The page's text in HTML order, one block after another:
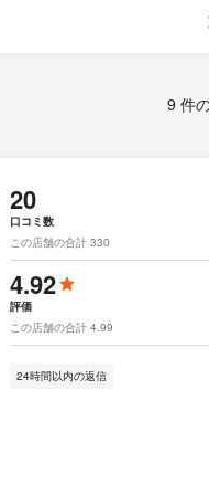
9 件
20
口コミ数
この店舗の合計 330
4.92
評価
この店舗の合計 4.99
24時間以内の返信